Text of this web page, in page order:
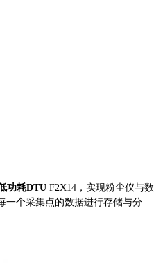
功耗DTU F2X14，实现粉尘仪与数
一个采集点的数据进行存储与分